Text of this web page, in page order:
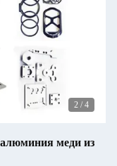
2 / 4
меди из